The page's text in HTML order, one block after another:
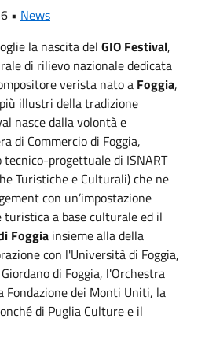
• News
la nascita del GIO Festival,
di rilievo nazionale dedicata
verista nato a Foggia,
illustri della tradizione
nasce dalla volontà e
di Commercio di Foggia,
progettuale di ISNART
Turistiche e Culturali) che ne
con un’impostazione
a base culturale ed il
Foggia insieme alladella
con l'Università di Foggia,
di Foggia, l'Orchestra
Fondazione dei Monti Uniti, la
di Puglia Culture e il